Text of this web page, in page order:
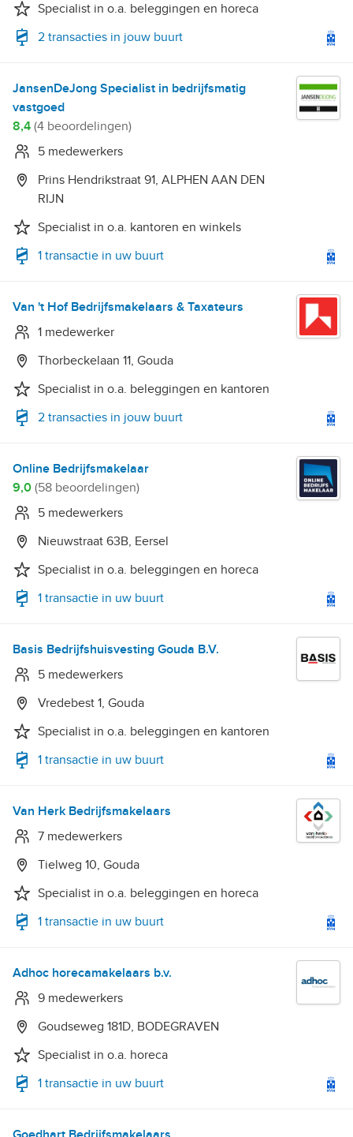
Specialist in o.a. beleggingen en horeca
2 transacties in jouw buurt
JansenDeJong Specialist in bedrijfsmatig
vastgoed
8,4 (4 beoordelingen)
5 medewerkers
Prins Hendrikstraat 91, ALPHEN AAN DEN
RIJN
Specialist in o.a. kantoren en winkels
1 transactie in uw buurt
Van 't Hof Bedrijfsmakelaars & Taxateurs
1 medewerker
Thorbeckelaan 11, Gouda
Specialist in o.a. beleggingen en kantoren
2 transacties in jouw buurt
Online Bedrijfsmakelaar
9,0 (58 beoordelingen)
5 medewerkers
Nieuwstraat 63B, Eersel
Specialist in o.a. beleggingen en horeca
1 transactie in uw buurt
Basis Bedrijfshuisvesting Gouda B.V.
5 medewerkers
Vredebest 1, Gouda
Specialist in o.a. beleggingen en kantoren
1 transactie in uw buurt
Van Herk Bedrijfsmakelaars
7 medewerkers
Tielweg 10, Gouda
Specialist in o.a. beleggingen en horeca
1 transactie in uw buurt
Adhoc horecamakelaars b.v.
9 medewerkers
Goudseweg 181D, BODEGRAVEN
Specialist in o.a. horeca
1 transactie in uw buurt